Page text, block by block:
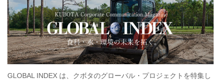
・プロジェクトを特集し クボタラグビー部「クボタスピアーズ」の